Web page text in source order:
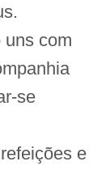
uns com
se
e